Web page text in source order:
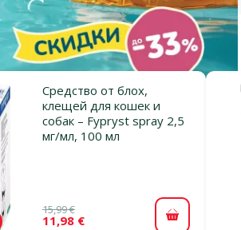
Средство от блох,
клещей для кошек и
собак – Fypryst spray 2,5
мг/мл, 100 мл
15,99 €
11,98 € В корзину